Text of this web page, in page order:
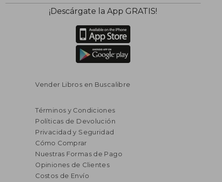
¡Descárgate la App GRATIS!
Vender Libros en Buscalibre
Términos y Condiciones
Políticas de Devolución
Privacidad y Seguridad
Cómo Comprar
Nuestras Formas de Pago
Opiniones de Clientes
Costos de Envío